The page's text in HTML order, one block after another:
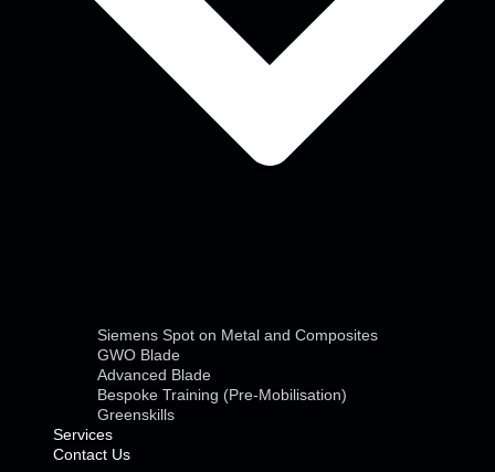
Siemens Spot on Metal and Composites
GWO Blade
Advanced Blade
Bespoke Training (Pre-Mobilisation)
Greenskills
Services
Contact Us